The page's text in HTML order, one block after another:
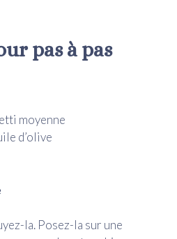
pas à pas
moyenne
d’olive
la. Posez-la sur une